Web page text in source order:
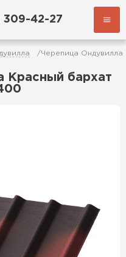
309-42-27
Черепица
Красный бархат